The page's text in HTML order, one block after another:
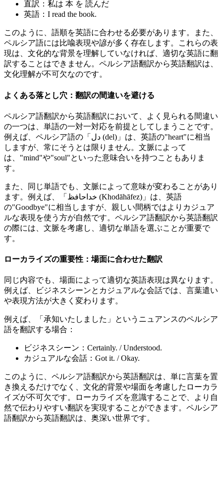
直訳：私は 本 を 読んだ
英語：I read the book.
このように、語順を英語に合わせる必要があります。また、
ペルシア語には比喩表現や諺が多く存在します。これらの表
現は、文化的な背景を理解していなければ、適切な英語に翻
訳することはできません。ペルシア語翻訳から英語翻訳は、
文化理解が不可欠なのです。
よくある落とし穴：翻訳の間違いを避ける
ペルシア語翻訳から英語翻訳において、よく見られる間違い
の一つは、単語の一対一対応を前提としてしまうことです。
例えば、ペルシア語の「دل (del)」は、英語の"heart"に相当
しますが、常にそうとは限りません。文脈によって
は、"mind"や"soul"といった意味合いを持つこともありま
す。
また、同じ単語でも、文脈によって意味が変わることがあり
ます。例えば、「خداحافظ (Khodāhāfez)」は、英語
の"Goodbye"に相当しますが、親しい間柄ではよりカジュア
ルな表現を使う方が自然です。ペルシア語翻訳から英語翻訳
の際には、文脈を考慮し、適切な単語を選ぶことが重要で
す。
ローカライズの重要性：場面に合わせた翻訳
同じ内容でも、場面によって適切な英語表現は異なります。
例えば、ビジネスシーンとカジュアルな会話では、言葉遣い
や表現方法が大きく変わります。
例えば、「承知いたしました」というニュアンスのペルシア
語を翻訳する場合：
ビジネスシーン：Certainly. / Understood.
カジュアルな会話：Got it. / Okay.
このように、ペルシア語翻訳から英語翻訳は、単に言葉を置
き換えるだけでなく、文化的背景や場面を考慮したローカラ
イズが不可欠です。ローカライズを意識することで、より自
然で伝わりやすい翻訳を実現することができます。ペルシア
語翻訳から英語翻訳は、奥深い世界です。